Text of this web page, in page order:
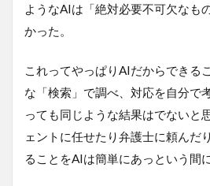
ようなAIは「絶対必要不可欠なも
かった。
これってやっぱりAIだからできる
な「検索」で調べ、対応を自分で
っても同じような結果はでないと
ェントに任せたり弁護士に頼んだ
ることをAIは簡単にあっという間